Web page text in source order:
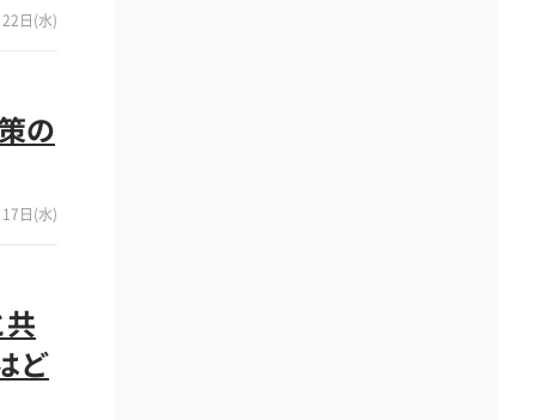
日(水)
の
日(水)
ど